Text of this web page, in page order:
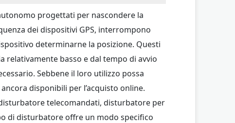
progettati per nascondere la
dei dispositivi GPS, interrompono
determinarne la posizione. Questi
basso e dal tempo di avvio
Sebbene il loro utilizzo possa
disponibili per l’acquisto online.
telecomandati, disturbatore per
di disturbatore offre un modo specifico